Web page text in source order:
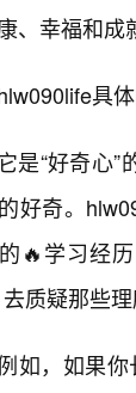
、幸福和成
具
是“好奇心
好奇。
🔥学习经
质疑那些
如，如果